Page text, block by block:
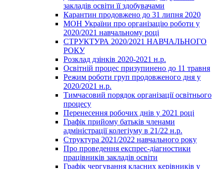
закладів освіти її здобувачами
Карантин продовжено до 31 липня 2020
МОН України про організацію роботи у
2020/2021 навчальному році
СТРУКТУРА 2020/2021 НАВЧАЛЬНОГО
РОКУ
Розклад дзінків 2020-2021 н.р.
Освітній процес призупинено до 11 травня
Режим роботи груп продовженого дня у
2020/2021 н.р.
Тимчасовий порядок організації освітнього
процесу
Перенесення робочих днів у 2021 році
Графік прийому батьків членами
адміністрації колегіуму в 21/22 н.р.
Структура 2021/2022 навчального року
Про проведення експрес-діагностики
працівників закладів освіти
Графік чергування класних керівників у